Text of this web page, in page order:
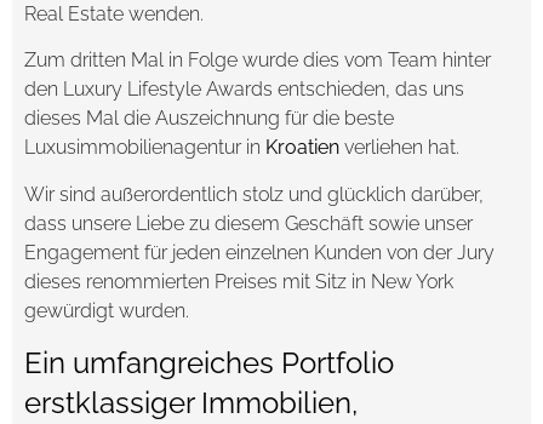
Real Estate wenden.
Zum dritten Mal in Folge wurde dies vom Team hinter
den Luxury Lifestyle Awards entschieden, das uns
dieses Mal die Auszeichnung für die beste
Luxusimmobilienagentur in Kroatien verliehen hat.
Wir sind außerordentlich stolz und glücklich darüber,
dass unsere Liebe zu diesem Geschäft sowie unser
Engagement für jeden einzelnen Kunden von der Jury
dieses renommierten Preises mit Sitz in New York
gewürdigt wurden.
Ein umfangreiches Portfolio
erstklassiger Immobilien,